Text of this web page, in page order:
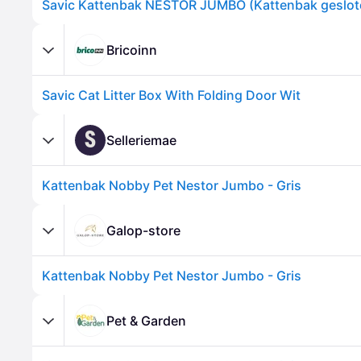
Bricoinn
Savic Cat Litter Box With Folding Door Wit
S Selleriemae
Kattenbak Nobby Pet Nestor Jumbo - Gris
Galop-store
Kattenbak Nobby Pet Nestor Jumbo - Gris
Pet & Garden